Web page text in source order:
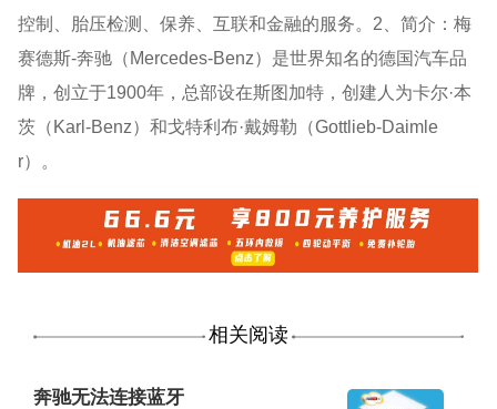
控制、胎压检测、保养、互联和金融的服务。2、简介：梅
赛德斯-奔驰（Mercedes-Benz）是世界知名的德国汽车品
牌，创立于1900年，总部设在斯图加特，创建人为卡尔·本
茨（Karl-Benz）和戈特利布·戴姆勒（Gottlieb-Daimle
r）。
相关阅读
奔驰无法连接蓝牙